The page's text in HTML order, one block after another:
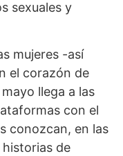
sexuales y
mujeres -así
el corazón de
llega a las
con el
conozcan, en las
de